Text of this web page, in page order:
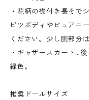
・花柄の襟付き長そで
ビツボディやピュアニ
ください。少し胴部分
・ギャザースカート…
緑色。
推奨ドールサイズ